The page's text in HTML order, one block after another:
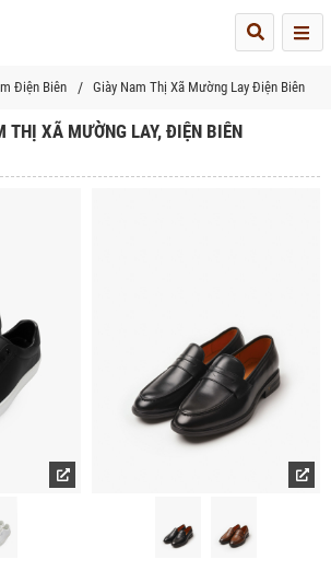
Điện Biên Giày Nam Thị Xã Mường Lay Điện Biên
THỊ XÃ MƯỜNG LAY, ĐIỆN BIÊN